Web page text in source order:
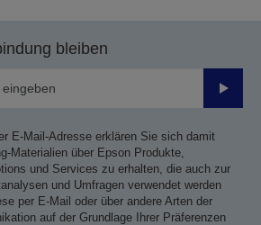
bleiben
E-Mail-Adresse erklären Sie sich damit
Materialien über Epson Produkte,
und Services zu erhalten, die auch zur
und Umfragen verwendet werden
per E-Mail oder über andere Arten der
auf der Grundlage Ihrer Präferenzen